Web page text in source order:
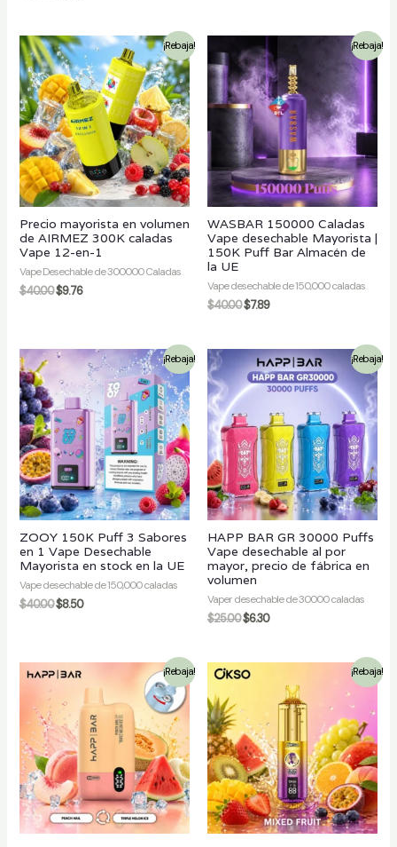
¡Rebaja!
Precio mayorista en volumen
de AIRMEZ 300K caladas
Vape 12-en-1
Vape Desechable de 300000 Caladas
$40.00$9.76
¡Rebaja!
WASBAR 150000 Caladas
Vape desechable Mayorista |
150K Puff Bar Almacén de
la UE
Vape desechable de 150,000 caladas
$40.00$7.89
¡Rebaja!
ZOOY 150K Puff 3 Sabores
en 1 Vape Desechable
Mayorista en stock en la UE
Vape desechable de 150,000 caladas
$40.00$8.50
¡Rebaja!
HAPP BAR GR 30000 Puffs
Vape desechable al por
mayor, precio de fábrica en
volumen
Vaper desechable de 30000 caladas
$25.00$6.30
¡Rebaja! ¡Rebaja!